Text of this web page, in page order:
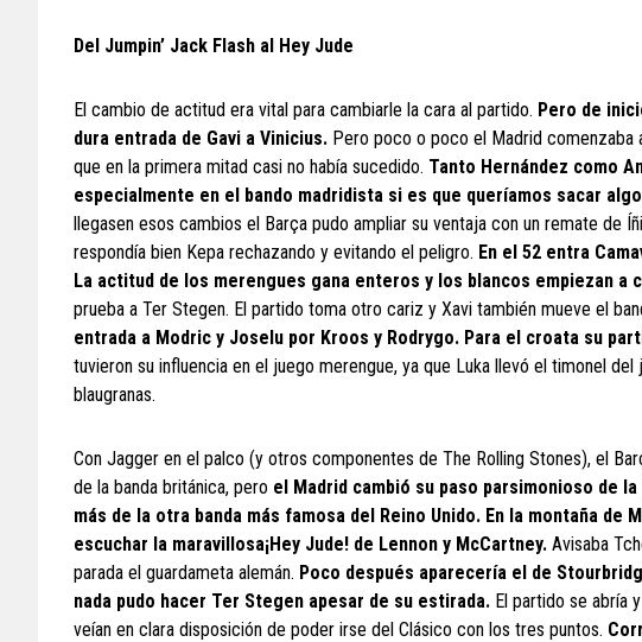
Del Jumpin’ Jack Flash al Hey Jude
El cambio de actitud era vital para cambiarle la cara al partido. Pero de
dura entrada de Gavi a Vinicius. Pero poco o poco el Madrid comenzaba
que en la primera mitad casi no había sucedido. Tanto Hernández como
especialmente en el bando madridista si es que queríamos sacar
llegasen esos cambios el Barça pudo ampliar su ventaja con un remate de
respondía bien Kepa rechazando y evitando el peligro. En el 52 entra
La actitud de los merengues gana enteros y los blancos empiezan a
prueba a Ter Stegen. El partido toma otro cariz y Xavi también mueve el
entrada a Modric y Joselu por Kroos y Rodrygo. Para el croata su
tuvieron su influencia en el juego merengue, ya que Luka llevó el timonel
blaugranas.
Con Jagger en el palco (y otros componentes de The Rolling Stones), el
de la banda británica, pero el Madrid cambió su paso parsimonioso de
más de la otra banda más famosa del Reino Unido. En la montaña
escuchar la maravillosa¡Hey Jude! de Lennon y McCartney. Avisaba
parada el guardameta alemán. Poco después aparecería el de
nada pudo hacer Ter Stegen apesar de su estirada. El partido se abría
veían en clara disposición de poder irse del Clásico con los tres puntos.